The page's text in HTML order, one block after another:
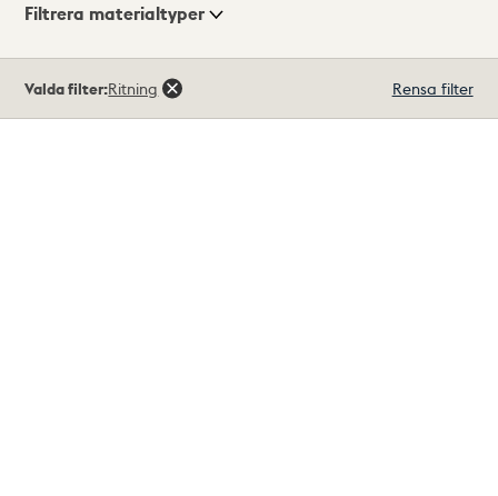
Visningsläge
Filtrera materialtyper
träffar
Valda filter:Ritning Rensa filter